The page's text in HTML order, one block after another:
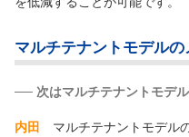
マルチテナントモデル
── 次はマルチテナントモデル
内田
マルチテナントモデル